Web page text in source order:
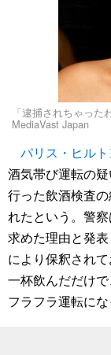
「逮捕されちゃっ
MediaVast Japan
パリス・ヒル
酒気帯び運転の
行った飲酒検査
れたという。警
求めた理由と発
により保釈され
一杯飲んだだけ
フラフラ運転にな